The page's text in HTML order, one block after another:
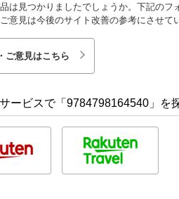
は見つかりましたでしょうか。下記のフ
意見は今後のサイト改善の参考にさせて
ご意見はこちら
ービスで「9784798164540」を